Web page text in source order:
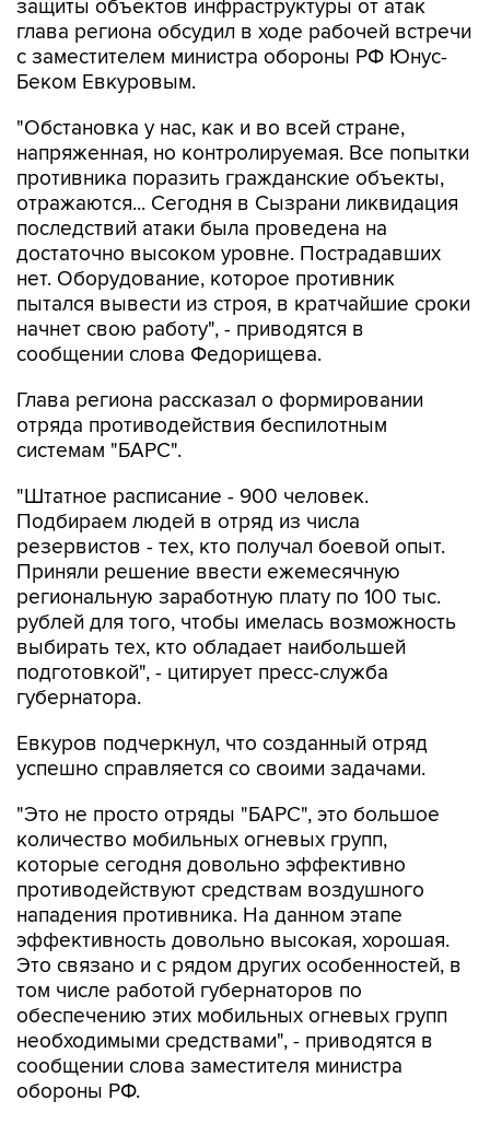
защиты объектов инфраструктуры от атак
глава региона обсудил в ходе рабочей встречи
с заместителем министра обороны РФ Юнус-
Беком Евкуровым.
"Обстановка у нас, как и во всей стране,
напряженная, но контролируемая. Все попытки
противника поразить гражданские объекты,
отражаются... Сегодня в Сызрани ликвидация
последствий атаки была проведена на
достаточно высоком уровне. Пострадавших
нет. Оборудование, которое противник
пытался вывести из строя, в кратчайшие сроки
начнет свою работу", - приводятся в
сообщении слова Федорищева.
Глава региона рассказал о формировании
отряда противодействия беспилотным
системам "БАРС".
"Штатное расписание - 900 человек.
Подбираем людей в отряд из числа
резервистов - тех, кто получал боевой опыт.
Приняли решение ввести ежемесячную
региональную заработную плату по 100 тыс.
рублей для того, чтобы имелась возможность
выбирать тех, кто обладает наибольшей
подготовкой", - цитирует пресс-служба
губернатора.
Евкуров подчеркнул, что созданный отряд
успешно справляется со своими задачами.
"Это не просто отряды "БАРС", это большое
количество мобильных огневых групп,
которые сегодня довольно эффективно
противодействуют средствам воздушного
нападения противника. На данном этапе
эффективность довольно высокая, хорошая.
Это связано и с рядом других особенностей, в
том числе работой губернаторов по
обеспечению этих мобильных огневых групп
необходимыми средствами", - приводятся в
сообщении слова заместителя министра
обороны РФ.